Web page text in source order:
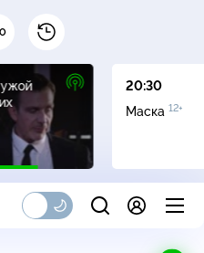
16+
20:30
Маска 12+